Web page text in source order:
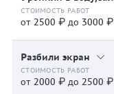
от 2500 ₽ до 3000 ₽
Разбили экран
от 2000 ₽ до 2500 ₽